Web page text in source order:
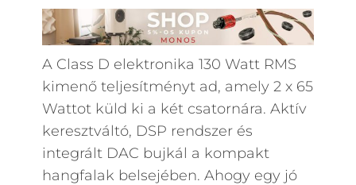
A Class D elektronika 130 Watt RMS
kimenő teljesítményt ad, amely 2 x 65
Wattot küld ki a két csatornára. Aktív
keresztváltó, DSP rendszer és
integrált DAC bujkál a kompakt
hangfalak belsejében. Ahogy egy jó